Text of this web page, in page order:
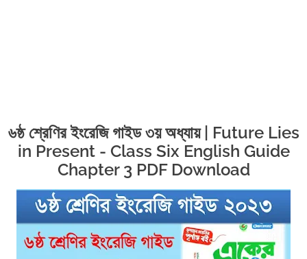
৬ষ্ঠ শ্রেণির ইংরেজি গাইড ৩য় অধ্যায় | Future Lies
in Present - Class Six English Guide
Chapter 3 PDF Download